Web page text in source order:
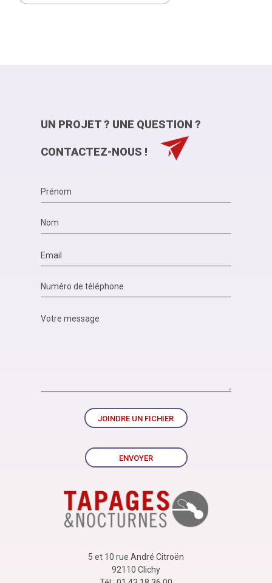
5 et 10 rue André Citroën
92110 Clichy
UN PROJET ? UNE QUESTION ?
CONTACTEZ-NOUS !
JOINDRE UN FICHIER
ENVOYER